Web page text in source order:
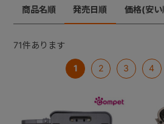
商品名順 発売日順 価格(安い
71件あります
1 2 3 4